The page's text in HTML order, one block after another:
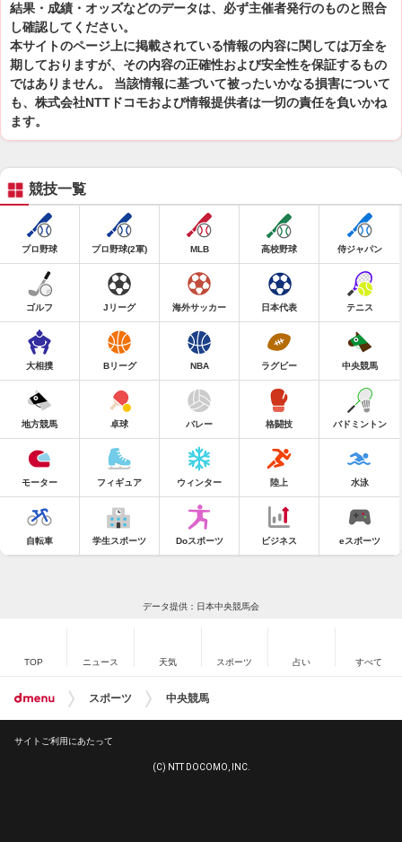
結果・成績・オッズなどのデータは、必ず主催者発行のものと照合
し確認してください。
本サイトのページ上に掲載されている情報の内容に関しては万全を
期しておりますが、その内容の正確性および安全性を保証するもの
ではありません。 当該情報に基づいて被ったいかなる損害について
も、株式会社NTTドコモおよび情報提供者は一切の責任を負いかね
ます。
競技一覧
プロ野球 プロ野球(2軍) MLB 高校野球 侍ジャパン
ゴルフ Jリーグ 海外サッカー 日本代表 テニス
大相撲 Bリーグ NBA ラグビー 中央競馬
地方競馬 卓球 バレー 格闘技 バドミントン
モーター フィギュア ウィンター 陸上 水泳
自転車 学生スポーツ Doスポーツ ビジネス eスポーツ
データ提供：日本中央競馬会
TOP ニュース 天気 スポーツ 占い すべて
スポーツ 中央競馬
サイトご利用にあたって
(C) NTT DOCOMO, INC.